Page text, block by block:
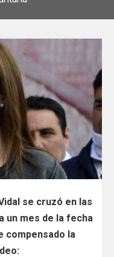
se cruzó en las
un mes de la fecha
compensado la